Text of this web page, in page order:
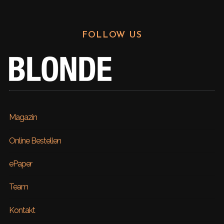
FOLLOW US
Magazin
Online Bestellen
ePaper
Team
Kontakt